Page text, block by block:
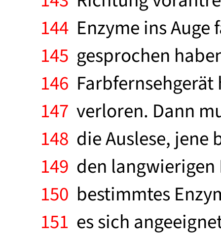
144 Enzyme ins
145 gesprochen
146
147 verloren. Dann
148 die Auslese,
149 den
150 bestimmtes
151 es sich